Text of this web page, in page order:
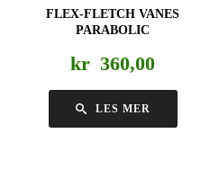
FLEX-FLETCH VANES
PARABOLIC
kr 360,00
LES MER